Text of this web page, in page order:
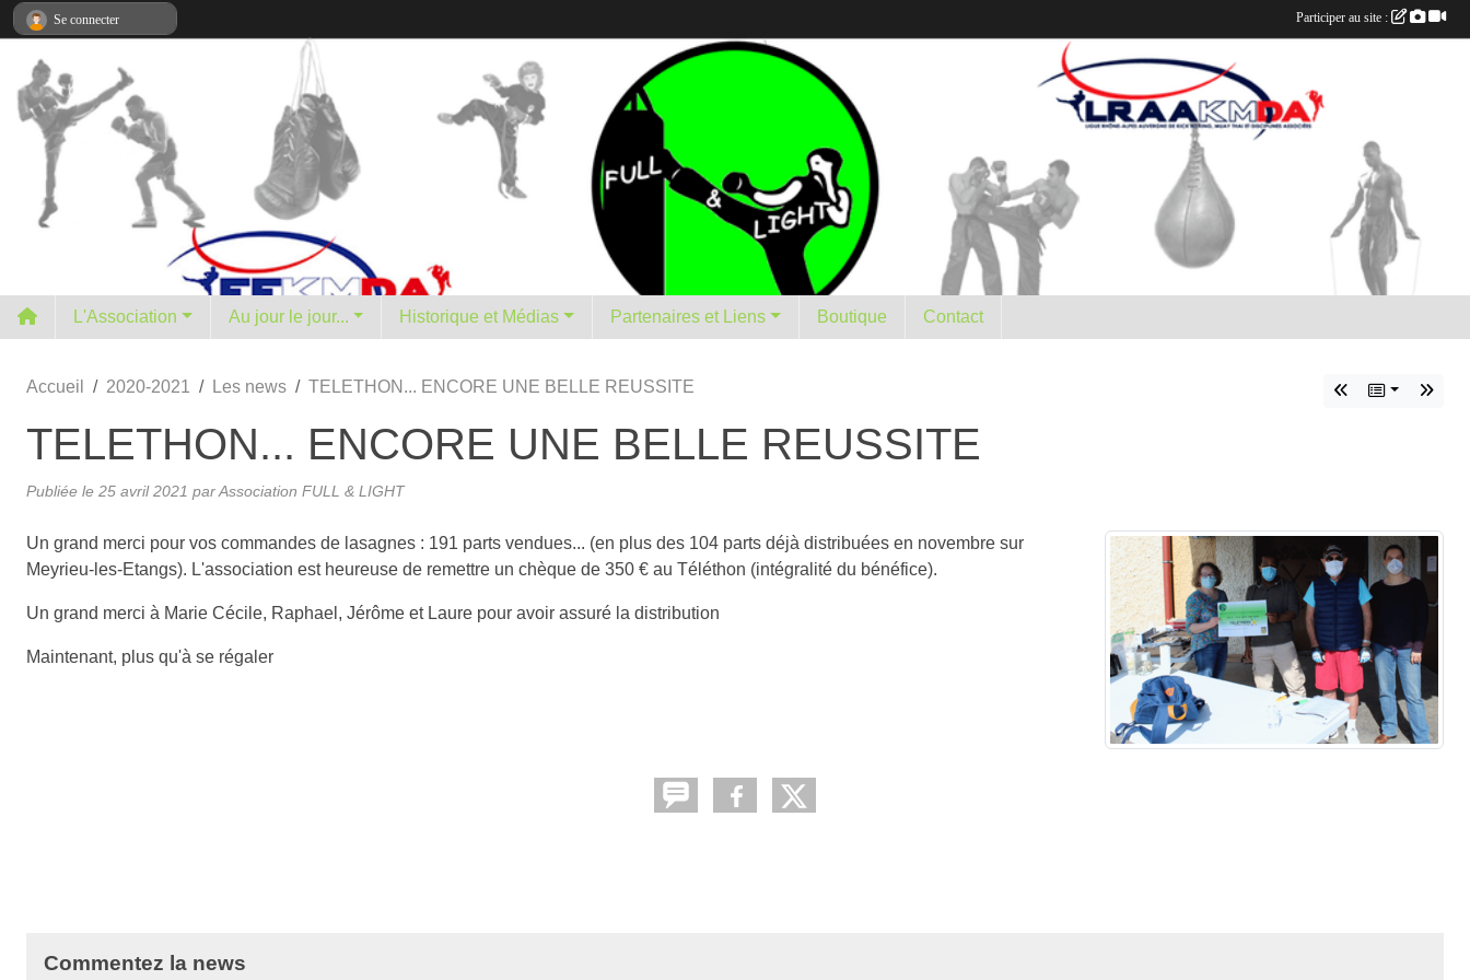
L'Association Au jour le jour... Historique et Médias Partenaires et Liens Boutique Contact
Accueil 2020-2021 Les news TELETHON... ENCORE UNE BELLE REUSSITE
TELETHON... ENCORE UNE BELLE REUSSITE
Publiée le 25 avril 2021 par Association FULL & LIGHT
Un grand merci pour vos commandes de lasagnes : 191 parts vendues... (en plus des 104 parts déjà distribuées en novembre sur
Meyrieu-les-Etangs). L'association est heureuse de remettre un chèque de 350 € au Téléthon (intégralité du bénéfice).
Un grand merci à Marie Cécile, Raphael, Jérôme et Laure pour avoir assuré la distribution
Maintenant, plus qu'à se régaler
Commentez la news
Se connecter Participer au site :
Panneau de gestion des cookies